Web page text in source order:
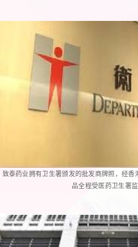
致泰药业拥有卫生署颁发的批发商牌照，经香
品全程受医药卫生署监